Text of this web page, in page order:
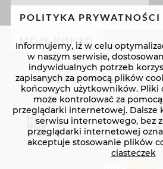
Serwisy grupy HUBburger®
POLITYKA PRYWATNOŚCI
MOJE KONTO
Informujemy, iż w celu
w naszym serwisie,
indywidualnych potrzeb
zapisanych za pomocą plików
końcowych użytkowników. Pliki
może kontrolować za
przeglądarki internetowej. Dalsze
serwisu internetowego, bez
przeglądarki internetowej
akceptuje stosowanie plików
ciasteczek